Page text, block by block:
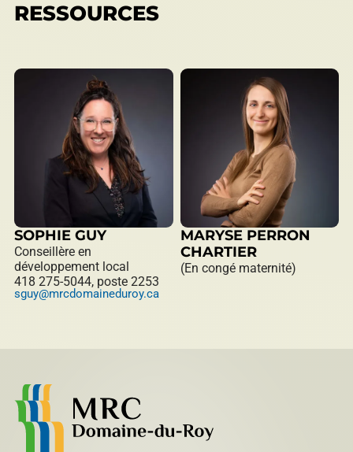
RESSOURCES
SOPHIE GUY
Conseillère en
développement local
418 275-5044, poste 2253
sguy@mrcdomaineduroy.ca
MARYSE PERRON
CHARTIER
(En congé maternité)